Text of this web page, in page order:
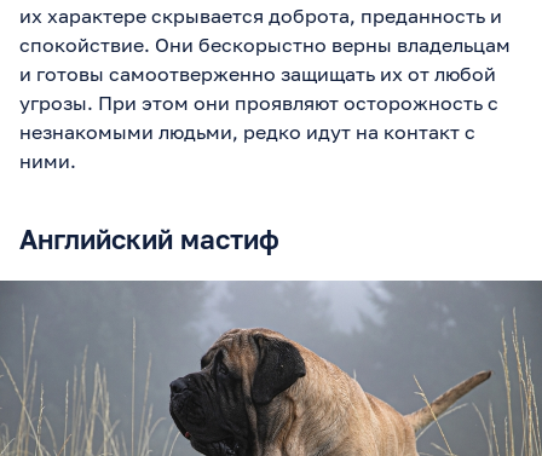
их характере скрывается доброта, преданность и
спокойствие. Они бескорыстно верны владельцам
и готовы самоотверженно защищать их от любой
угрозы. При этом они проявляют осторожность с
незнакомыми людьми, редко идут на контакт с
ними.
Английский мастиф